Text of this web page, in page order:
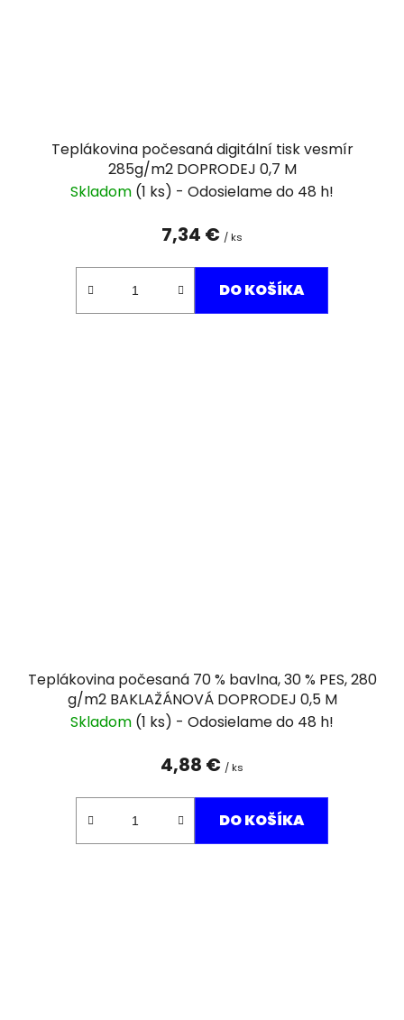
Teplákovina počesaná digitální tisk vesmír
285g/m2 DOPRODEJ 0,7 M
Skladom (1 ks)
7,34 € / ks
DO KOŠÍKA
Teplákovina počesaná 70 % bavlna, 30 % PES, 280
g/m2 BAKLAŽÁNOVÁ DOPRODEJ 0,5 M
Skladom (1 ks)
4,88 € / ks
DO KOŠÍKA